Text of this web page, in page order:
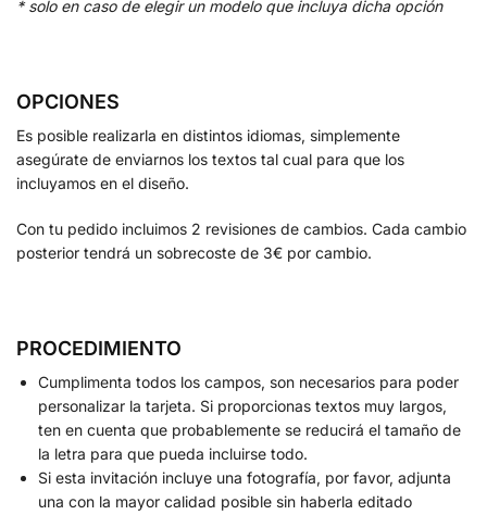
* solo en caso de elegir un modelo que incluya dicha opción
OPCIONES
Es posible realizarla en distintos idiomas, simplemente
asegúrate de enviarnos los textos tal cual para que los
incluyamos en el diseño.
Con tu pedido incluimos 2 revisiones de cambios. Cada cambio
posterior tendrá un sobrecoste de 3€ por cambio.
PROCEDIMIENTO
Cumplimenta todos los campos, son necesarios para poder
personalizar la tarjeta. Si proporcionas textos muy largos,
ten en cuenta que probablemente se reducirá el tamaño de
la letra para que pueda incluirse todo.
Si esta invitación incluye una fotografía, por favor, adjunta
una con la mayor calidad posible sin haberla editado